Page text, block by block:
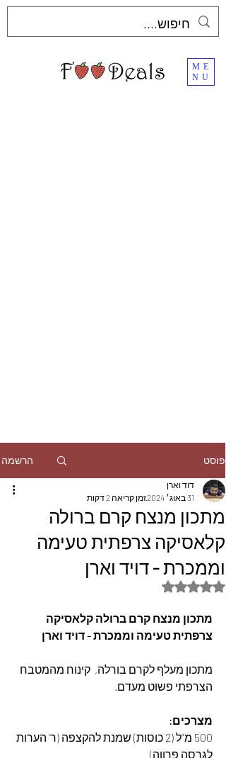
ME
NU
פוסט הרשמה
מתכון מנצח קרם ברולה
קלאסיקה צרפתית טעימה
וממכרת - דויד וארן
דוד וארן
31 באוג׳ 2024
זמן קריאה 2 דקות
דירוג של NaN מתוך 5 כוכבים
מתכון מנצח קרם ברולה קלאסיקה
צרפתית טעימה וממכרת - דויד וארן
מתכון מעלף לקרם בורלה,  קינוח מהמטבח
הצרפתי פשוט מעדם.
מצרכים:
500 מ"ל (2 כוסות) שמנת להקצפה (ר' הערות
לגרסה פרווה)